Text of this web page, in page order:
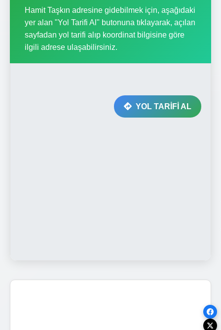
Hamit Taşkın adresine gidebilmek için, aşağıdaki
yer alan "Yol Tarifi Al" butonuna tıklayarak, açılan
sayfadan yol tarifi alıp koordinat bilgisine göre
ilgili adrese ulaşabilirsiniz.
YOL TARİFİ AL